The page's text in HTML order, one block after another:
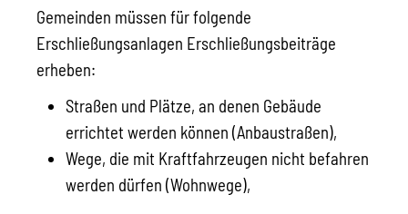
Gemeinden müssen für folgende
Erschließungsanlagen Erschließungsbeiträge
erheben:
Straßen und Plätze, an denen Gebäude
errichtet werden können (Anbaustraßen),
Wege, die mit Kraftfahrzeugen nicht befahren
werden dürfen (Wohnwege),